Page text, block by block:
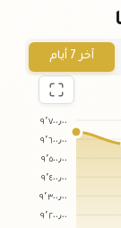
آخر 7 أيام
٩٬٧٠٠٫٠٠
٩٬٦٠٠٫٠٠
٩٬٥٠٠٫٠٠
٩٬٤٠٠٫٠٠
٩٬٣٠٠٫٠٠
٩٬٢٠٠٫٠٠